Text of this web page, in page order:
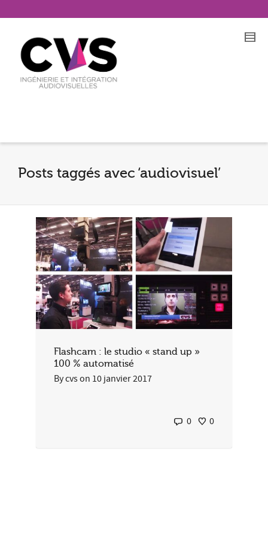
Posts taggés avec ‘audiovisuel’
Flashcam : le studio « stand up »
100 % automatisé
Bycvson 10 janvier 2017
0 0